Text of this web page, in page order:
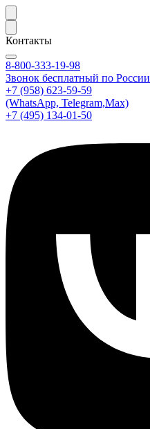
Контакты
8-800-333-19-98
Звонок бесплатный по России
+7 (958) 623-59-59
(WhatsApp, Telegram,Max)
+7 (495) 134-01-50